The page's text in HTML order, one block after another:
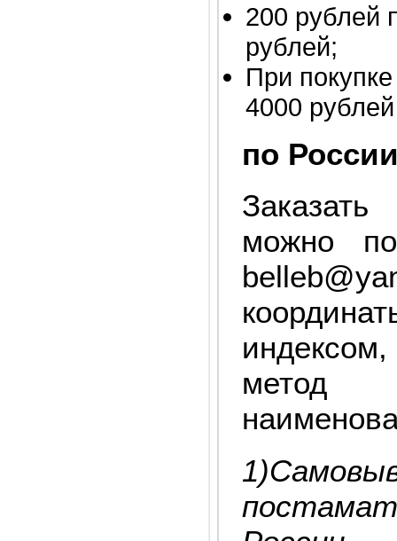
200 рублей
рублей;
При
4000
по
можно
метод